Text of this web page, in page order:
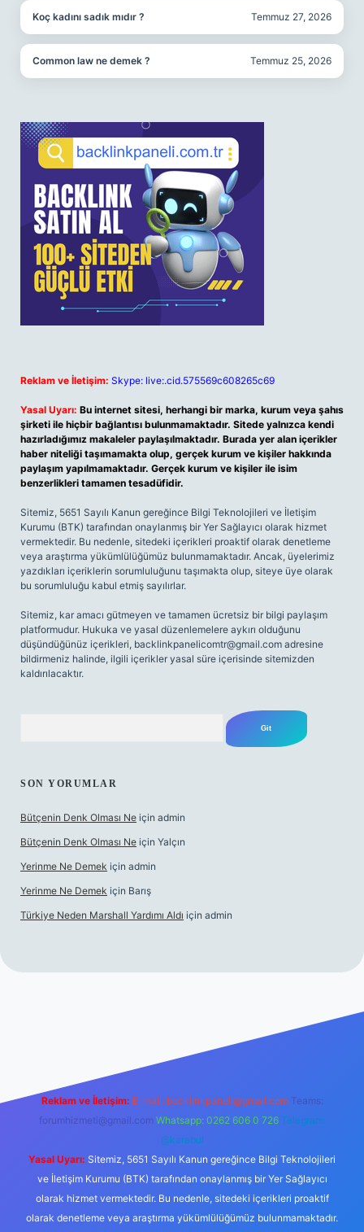
Koç kadını sadık mıdır ? Temmuz 27, 2026
Common law ne demek ? Temmuz 25, 2026
Reklam ve İletişim: Skype: live:.cid.575569c608265c69
Yasal Uyarı: Bu internet sitesi, herhangi bir marka, kurum veya şahıs
şirketi ile hiçbir bağlantısı bulunmamaktadır. Sitede yalnızca kendi
hazırladığımız makaleler paylaşılmaktadır. Burada yer alan içerikler
haber niteliği taşımamakta olup, gerçek kurum ve kişiler hakkında
paylaşım yapılmamaktadır. Gerçek kurum ve kişiler ile isim
benzerlikleri tamamen tesadüfidir.
Sitemiz, 5651 Sayılı Kanun gereğince Bilgi Teknolojileri ve İletişim
Kurumu (BTK) tarafından onaylanmış bir Yer Sağlayıcı olarak hizmet
vermektedir. Bu nedenle, sitedeki içerikleri proaktif olarak denetleme
veya araştırma yükümlülüğümüz bulunmamaktadır. Ancak, üyelerimiz
yazdıkları içeriklerin sorumluluğunu taşımakta olup, siteye üye olarak
bu sorumluluğu kabul etmiş sayılırlar.
Sitemiz, kar amacı gütmeyen ve tamamen ücretsiz bir bilgi paylaşım
platformudur. Hukuka ve yasal düzenlemelere aykırı olduğunu
düşündüğünüz içerikleri, backlinkpanelicomtr@gmail.com adresine
bildirmeniz halinde, ilgili içerikler yasal süre içerisinde sitemizden
kaldırılacaktır.
SON YORUMLAR
Bütçenin Denk Olması Ne için admin
Bütçenin Denk Olması Ne için Yalçın
Yerinme Ne Demek için admin
Yerinme Ne Demek için Barış
Türkiye Neden Marshall Yardımı Aldı için admin
hiltonbet yeni giriş
Reklam ve İletişim: E-mail: backlinkpaneli@gmail.com Teams:
forumhizmeti@gmail.com Whatsapp: 0262 606 0 726 Telegram:
@karabul
Yasal Uyarı: Sitemiz, 5651 Sayılı Kanun gereğince Bilgi Teknolojileri
ve İletişim Kurumu (BTK) tarafından onaylanmış bir Yer Sağlayıcı
olarak hizmet vermektedir. Bu nedenle, sitedeki içerikleri proaktif
olarak denetleme veya araştırma yükümlülüğümüz bulunmamaktadır.